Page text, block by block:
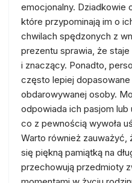
emocjonalny. Dziadkowie
które przypominają im o
chwilach spędzonych z
prezentu sprawia, że
i znaczący. Ponadto,
często lepiej
obdarowywanej osoby.
odpowiada ich pasjom lub
co z pewnością wywoła
Warto również zauważyć,
się piękną pamiątką na
przechowują przedmioty